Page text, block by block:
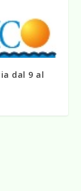
dal 9 al